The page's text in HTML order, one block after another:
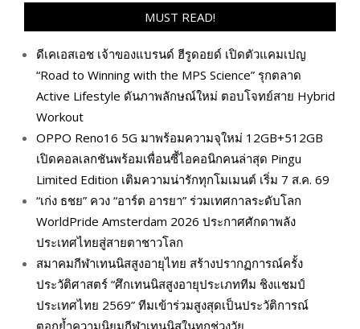
MUST READ!
ดีเคเอสเอช เจ้าของแบรนด์ ฮีรูดอยด์ เปิดตัวแคมเปญ
“Road to Winning with the MPS Science” รุกตลาด
Active Lifestyle ดันภาพลักษณ์ใหม่ ตอบโจทย์สาย Hybrid
Workout
OPPO Reno16 5G มาพร้อมความจุใหม่ 12GB+512GB
เปิดคอลเลกชันพร้อมเพื่อนซี้ไอคอนิกคนล่าสุด Pingu
Limited Edition เติมความน่ารักทุกโมเมนต์ เริ่ม 7 ส.ค. 69
“เก่ง ธชย” ควง “อาร์ต อารยา” ร่วมเทศกาลระดับโลก
WorldPride Amsterdam 2026 ประกาศศักดาพลัง
ประเทศไทยสู่สายตาชาวโลก
สมาคมกีฬาเทนนิสสูงอายุไทย สร้างปรากฏการณ์ครั้ง
ประวัติศาสตร์ “ศึกเทนนิสสูงอายุประเภททีม ชิงแชมป์
ประเทศไทย 2569” ทีมเข้าร่วมสูงสุดเป็นประวัติการณ์
ตอกย้ำความนิยมกีฬาเทนนิสในทุกช่วงวัย